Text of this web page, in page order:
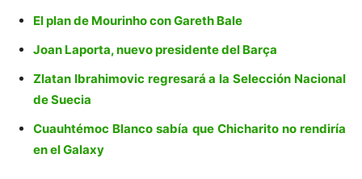
El plan de Mourinho con Gareth Bale
Joan Laporta, nuevo presidente del Barça
Zlatan Ibrahimovic regresará a la Selección Nacional
de Suecia
Cuauhtémoc Blanco sabía que Chicharito no rendiría
en el Galaxy